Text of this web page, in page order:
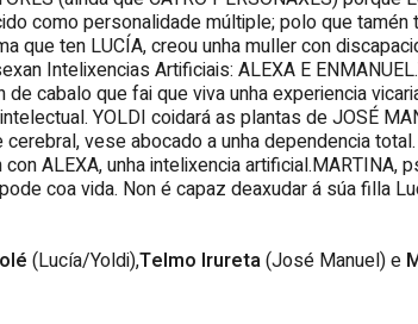
como personalidade múltiple; polo que tamén
que ten LUCÍA, creou unha muller con
Intelixencias Artificiais: ALEXA E
cabalo que fai que viva unha experiencia
YOLDI coidará as plantas de JOSÉ
vese abocado a unha dependencia
ALEXA, unha intelixencia artificial.MARTINA,
coa vida. Non é capaz deaxudar á súa filla
(Lucía/Yoldi),Telmo Irureta(José Manuel) e